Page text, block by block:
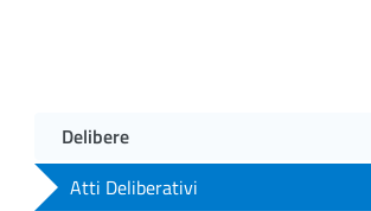
Delibere
Atti Deliberativi